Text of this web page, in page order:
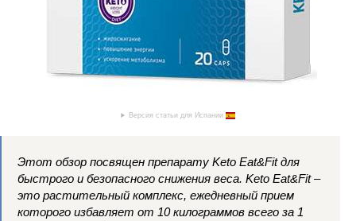
Версия статьи для Испании
Этот обзор посвящен препарату Keto Eat&Fit для
быстрого и безопасного снижения веса. Keto Eat&Fit –
это растительный комплекс, ежедневный прием
которого избавляет от 10 килограммов всего за 1